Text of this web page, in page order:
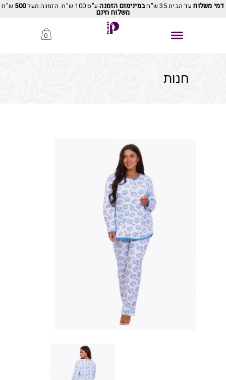
דמי משלוחעד הבית 35 ש"ח במינימום הזמנהע"ס 100 ש"ח. הזמנה מעל 500 ש"ח
משלוח חינם
0
חנות